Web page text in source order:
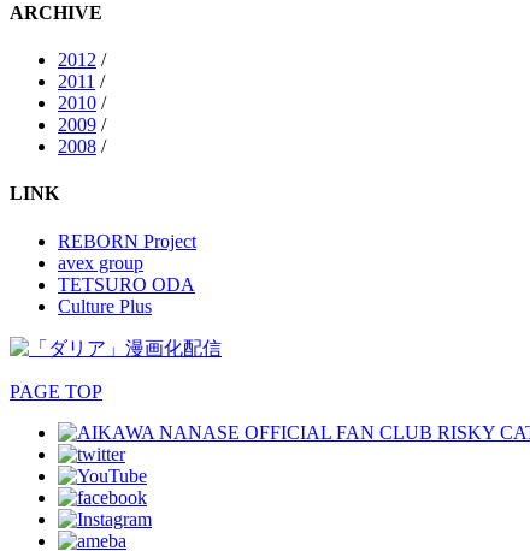
ARCHIVE
2012 /
2011 /
2010 /
2009 /
2008 /
LINK
REBORN Project
avex group
TETSURO ODA
Culture Plus
PAGE TOP